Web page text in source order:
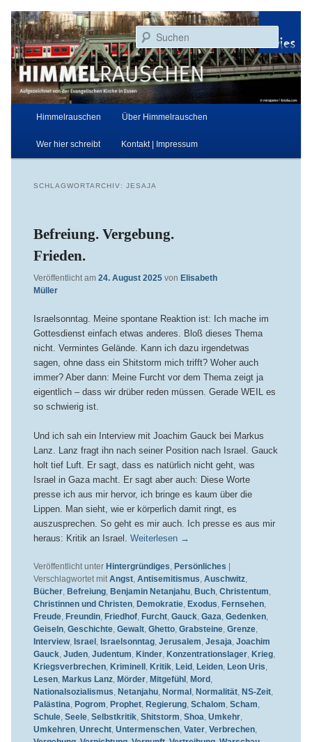
primären
Inhalt
springen
sekundären
Inhalt
springen
Himmelrauschen
Aufgezeichnet von der Evangelischen Kirche in Essen
Hauptmenü
Himmelrauschen Über Himmelrauschen
Wer hier schreibt Kontakt | Impressum
SCHLAGWORTARCHIV: JESAJA
Befreiung. Vergebung.
Frieden.
Veröffentlicht am 24. August 2025 von Elisabeth
Müller
Israelsonntag. Meine spontane Reaktion ist: Ich mache im
Gottesdienst einfach etwas anderes. Bloß dieses Thema
nicht. Vermintes Gelände. Kann ich dazu irgendetwas
sagen, ohne dass ein Shitstorm mich trifft? Woher auch
immer? Aber dann: Meine Furcht vor dem Thema zeigt ja
eigentlich – dass wir drüber reden müssen. Gerade WEIL es
so schwierig ist.
Und ich sah ein Interview mit Joachim Gauck bei Markus
Lanz. Lanz fragt ihn nach seiner Position nach Israel. Gauck
holt tief Luft. Er sagt, dass es natürlich nicht geht, was
Israel in Gaza macht. Er sagt aber auch: Diese Worte
presse ich aus mir hervor, ich bringe es kaum über die
Lippen. Man sieht, wie er körperlich damit ringt, es
auszusprechen. So geht es mir auch. Ich presse es aus mir
heraus: Kritik an Israel. Weiterlesen →
Veröffentlicht unter Hintergründiges, Persönliches
Verschlagwortet mit Angst, Antisemitismus, Auschwitz,
Bücher, Befreiung, Benjamin Netanjahu, Buch, Christentum,
Christinnen und Christen, Demokratie, Exodus, Fernsehen,
Freude, Freundin, Friedhof, Furcht, Gauck, Gaza, Gedenken,
Geiseln, Geschichte, Gewalt, Ghetto, Grabsteine, Grenze,
Interview, Israel , Israelsonntag, Jerusalem, Jesaja, Joachim
Gauck, Juden, Judentum, Kinder, Konzentrationslager, Krieg,
Kriegsverbrechen, Kriminell , Kritik, Leid , Leiden, Leon Uris,
Lesen, Markus Lanz, Mörder, Mitgefühl , Mord ,
Nationalsozialismus, Netanjahu, Normal , Normalität, NS-Zeit,
Palästina, Pogrom, Prophet, Regierung, Schalom, Scham,
Schule, Seele, Selbstkritik, Shitstorm, Shoa, Umkehr,
Umkehren, Unrecht, Untermenschen, Vater, Verbrechen,